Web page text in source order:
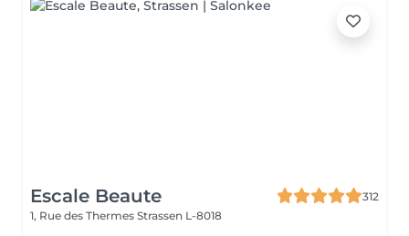
Escale Beaute
312
1, Rue des Thermes Strassen L-8018